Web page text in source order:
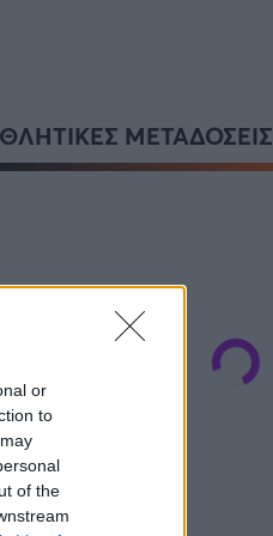
or
to
of the
ΜΕΤΑΔΟΣΕΙΣ